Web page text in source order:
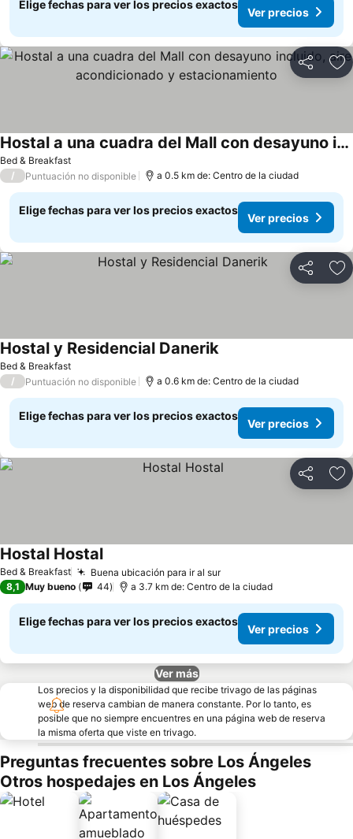
Elige fechas para ver los precios exactos
Ver precios
Compartir
Bed & Breakfast
Hostal a una cuadra del Mall con desayuno incluido, aire acondicionado y estacionamiento
/ Puntuación no disponible a 0.5 km de: Centro de la ciudad
Elige fechas para ver los precios exactos
Ver precios
Compartir
Bed & Breakfast
Hostal y Residencial Danerik
/ Puntuación no disponible a 0.6 km de: Centro de la ciudad
Elige fechas para ver los precios exactos
Ver precios
Compartir
Bed & Breakfast Buena ubicación para ir al sur
Hostal Hostal
8,1 Muy bueno 44 a 3.7 km de: Centro de la ciudad
Elige fechas para ver los precios exactos
Ver precios
Ver más
Los precios y la disponibilidad que recibe trivago de las páginas
web de reserva cambian de manera constante. Por lo tanto, es
posible que no siempre encuentres en una página web de reserva
la misma oferta que viste en trivago.
Preguntas frecuentes sobre Los Ángeles
Otros hospedajes en Los Ángeles